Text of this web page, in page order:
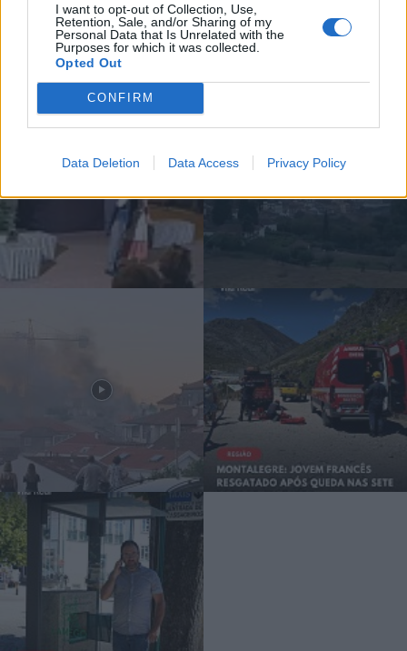
I want to opt-out of Collection, Use,
Retention, Sale, and/or Sharing of my
Personal Data that Is Unrelated with the
Purposes for which it was collected.
Opted Out
CONFIRM
Data Deletion Data Access Privacy Policy
Siga-nos no Instagram@noticiasdevilareal